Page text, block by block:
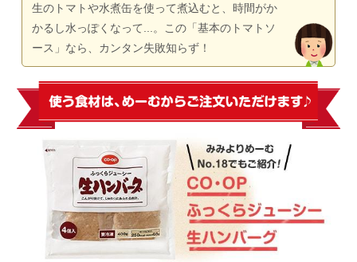
生のトマトや水煮缶を使って煮込むと、時間がか
かるし水っぽくなって...。この「基本のトマトソ
ース」なら、カンタン失敗知らず！